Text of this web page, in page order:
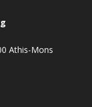
Athis-Mons